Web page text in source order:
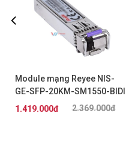
Module mạng Reyee NIS-
GE-SFP-20KM-SM1550-BIDI
2.369.000đ
1.419.000đ